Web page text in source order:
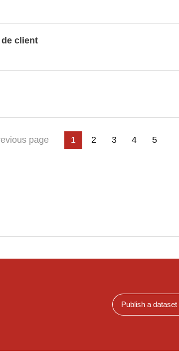
client
page 1 2 3 4 5
Publish a dataset